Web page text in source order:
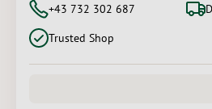
+43 732 302 687
Trusted Shop